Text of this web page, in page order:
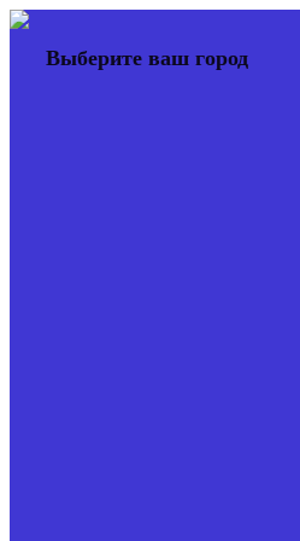
Перейти
содержимому
Выберите ваш город